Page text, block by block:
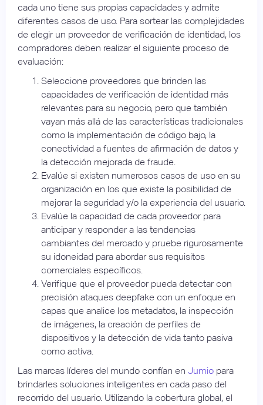
cada uno tiene sus propias capacidades y admite
diferentes casos de uso. Para sortear las complejidades
de elegir un proveedor de verificación de identidad, los
compradores deben realizar el siguiente proceso de
evaluación:
Seleccione proveedores que brinden las
capacidades de verificación de identidad más
relevantes para su negocio, pero que también
vayan más allá de las características tradicionales
como la implementación de código bajo, la
conectividad a fuentes de afirmación de datos y
la detección mejorada de fraude.
Evalúe si existen numerosos casos de uso en su
organización en los que existe la posibilidad de
mejorar la seguridad y/o la experiencia del usuario.
Evalúe la capacidad de cada proveedor para
anticipar y responder a las tendencias
cambiantes del mercado y pruebe rigurosamente
su idoneidad para abordar sus requisitos
comerciales específicos.
Verifique que el proveedor pueda detectar con
precisión ataques deepfake con un enfoque en
capas que analice los metadatos, la inspección
de imágenes, la creación de perfiles de
dispositivos y la detección de vida tanto pasiva
como activa.
Las marcas líderes del mundo confían en Jumio para
brindarles soluciones inteligentes en cada paso del
recorrido del usuario. Utilizando la cobertura global, el